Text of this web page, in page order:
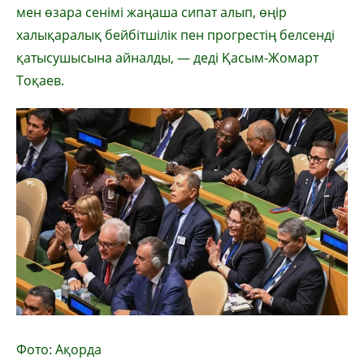
мен өзара сенімі жаңаша сипат алып, өңір
халықаралық бейбітшілік пен прогрестің белсенді
қатысушысына айналды, — деді Қасым-Жомарт
Тоқаев.
Фото: Ақорда